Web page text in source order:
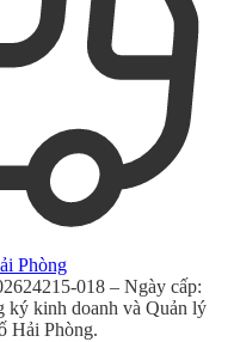
Phòng
018 – Ngày cấp:
ký kinh doanh và Quản lý
Hải Phòng.